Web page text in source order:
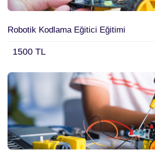
Robotik Kodlama Eğitici Eğitimi
1500 TL